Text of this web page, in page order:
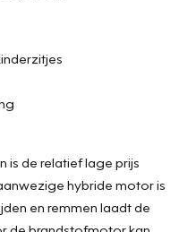
is de relatief lage prijs
hybride motor is
en remmen laadt de